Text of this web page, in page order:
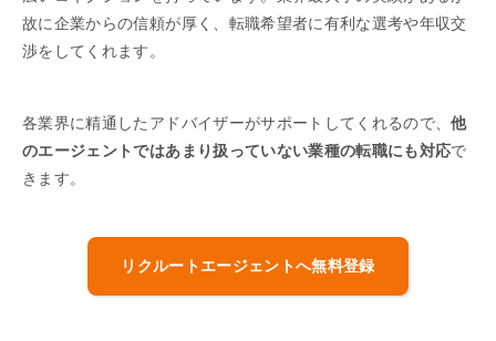
故に企業からの信頼が厚く、転職希望者に有利な選考や年収交
渉をしてくれます。
各業界に精通したアドバイザーがサポートしてくれるので、他
のエージェントではあまり扱っていない業種の転職にも対応で
きます。
リクルートエージェントへ無料登録